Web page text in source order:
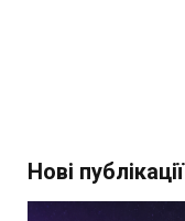
Нові публікації